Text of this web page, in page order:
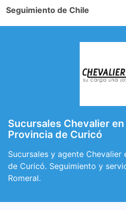
Seguimiento de Chile
Sucursales Chevalier en
Provincia de Curicó
Sucursales y agente Chevalier
de Curicó. Seguimiento y
Romeral.